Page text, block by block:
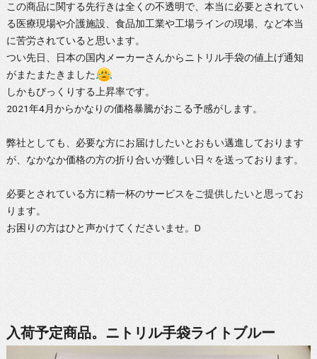
この商品に関する先行きは全くの不透明で、本当に必要とされてい
る医療現場や介護施設、食品加工業や工場ラインの現場、など本当
に苦労されていると思います。
つい先日、日本の国内メーカーさんからニトリル手袋の値上げ通知
がまたまたきました
しかもびっくりする上昇率です。
2021年4月からかなりの価格暴騰がおこる予感がします。
弊社としても、必要な方にお届けしたいとおもい邁進しております
が、なかなか価格の方の折り合いが難しい日々を送っております。
必要とされている方に精一杯のサービスをご提供したいと思ってお
ります。
お困りの方はひと声かけてくださいませ。D
入荷予定商品。ニトリル手袋ライトブルー